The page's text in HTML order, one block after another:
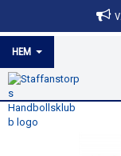
HEM
HEM